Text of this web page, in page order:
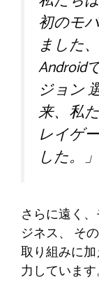
初のモ
ました、
Android
ジョン
来、私
レイゲ
した。」
さらに遠く
ジネス、 その
取り組みに
力しています